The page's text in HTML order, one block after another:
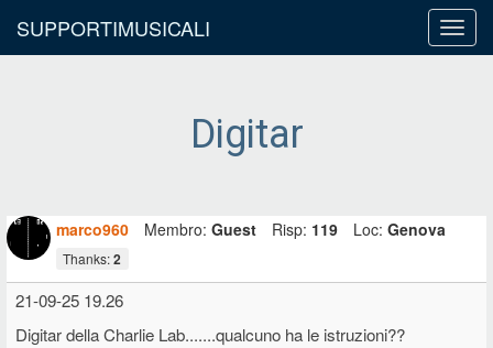
SUPPORTIMUSICALI
Digitar
marco960 Membro: Guest Risp: 119 Loc: Genova
Thanks:2
21-09-25 19.26
Digitar della Charlie Lab.......qualcuno ha le istruzioni??